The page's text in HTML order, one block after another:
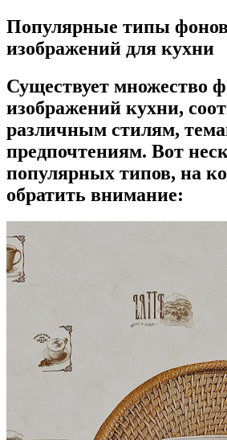
Популярные типы
изображений для кухни
Существует множество
изображений кухни,
различным стилям,
предпочтениям. Вот
популярных типов, на
обратить внимание: